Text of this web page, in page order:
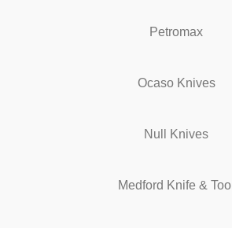
Petromax
Ocaso Knives
Null Knives
Medford Knife & Tool